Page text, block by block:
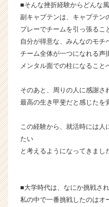
チ
ア
キ
ャ
リ
（C
e
e
C
e
■そんな挫折経験からどんな
副キャプテンは、キャプテン
プレーでチームを引っ張るこ
自分が得意な、みんなのモチ
チーム全体が一つになれる声
メンタル面での柱になること
そのあと、周りの人に感謝さ
最高の生き甲斐だと感じたを
この経験から、就活時には人
たい
と考えるようになってきまし
■大学時代は、なにか挑戦さ
私の中で一番挑戦したのはオ